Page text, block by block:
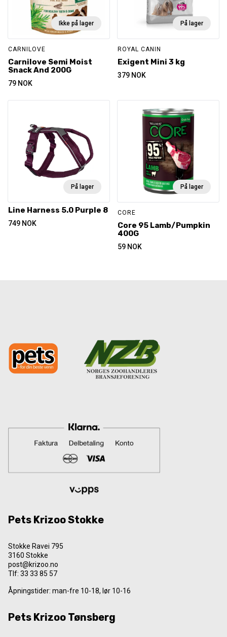
Ikke på lager
CARNILOVE
Carnilove Semi Moist
Snack And 200G
79 NOK
På lager
ROYAL CANIN
Exigent Mini 3 kg
379 NOK
På lager
Line Harness 5.0 Purple 8
749 NOK
På lager
CORE
Core 95 Lamb/Pumpkin
400G
59 NOK
Pets Krizoo Stokke
Stokke Ravei 795
3160 Stokke
post@krizoo.no
Tlf: 33 33 85 57
Åpningstider: man-fre 10-18, lør 10-16
Pets Krizoo Tønsberg